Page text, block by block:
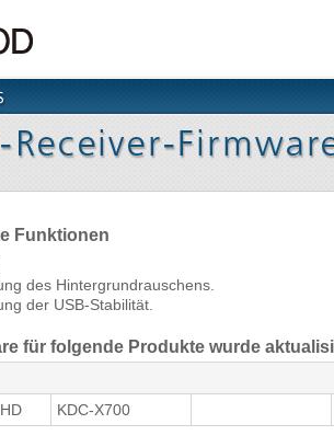
Funktionen
des Hintergrundrauschens.
der USB-Stabilität.
für folgende Produkte wurde
KDC-X700